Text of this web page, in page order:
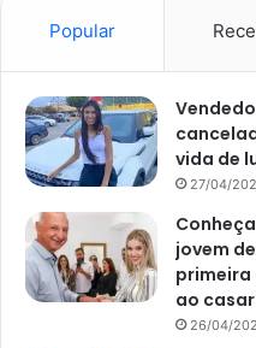
Plantio da
O plantio da pimenta
do processo de
semeada tanto em
jardineiras. No caso dos
Popular
vida de
27/04/
jovem
primeira
ao
26/04/